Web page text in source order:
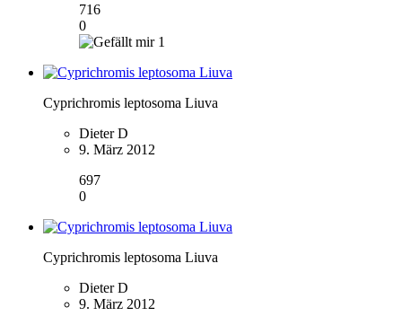
716
0
1
Cyprichromis leptosoma Liuva
Dieter D
9. März 2012
697
0
Cyprichromis leptosoma Liuva
Dieter D
9. März 2012